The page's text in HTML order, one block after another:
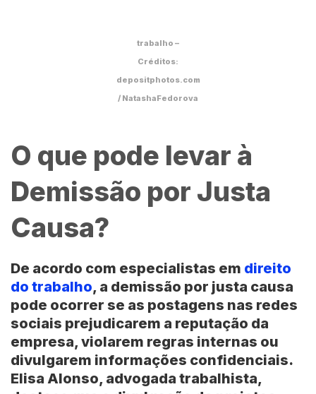
trabalho –
Créditos:
depositphotos.com
/ NatashaFedorova
O que pode levar à
Demissão por Justa
Causa?
De acordo com especialistas em direito
do trabalho, a demissão por justa causa
pode ocorrer se as postagens nas redes
sociais prejudicarem a reputação da
empresa, violarem regras internas ou
divulgarem informações confidenciais.
Elisa Alonso, advogada trabalhista,